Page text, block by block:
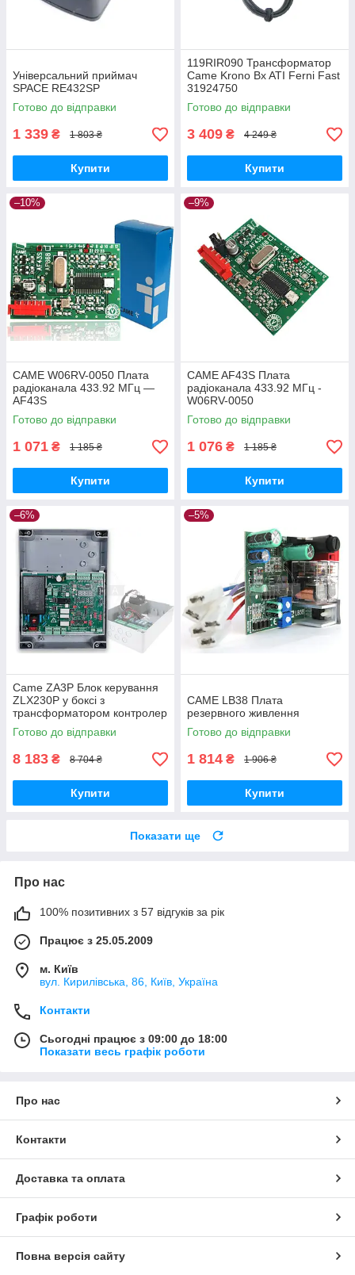
Універсальний приймач
SPACE RE432SP
Готово до відправки
1 339 ₴ 1 803 ₴
Купити
119RIR090 Трансформатор
Came Krono Bx ATI Ferni Fast
31924750
Готово до відправки
3 409 ₴ 4 249 ₴
Купити
–10%
CAME W06RV-0050 Плата
радіоканала 433.92 МГц —
AF43S
Готово до відправки
1 071 ₴ 1 185 ₴
Купити
–9%
CAME AF43S Плата
радіоканала 433.92 МГц -
W06RV-0050
Готово до відправки
1 076 ₴ 1 185 ₴
Купити
–6%
Came ZA3P Блок керування
ZLX230P у боксі з
трансформатором контролер
для розпашних воріт
Готово до відправки
8 183 ₴ 8 704 ₴
Купити
–5%
CAME LB38 Плата
резервного живлення
Готово до відправки
1 814 ₴ 1 906 ₴
Купити
Показати ще
Про нас
100% позитивних з 57 відгуків за рік
Працює з 25.05.2009
м. Київ
вул. Кирилівська, 86, Київ, Україна
Контакти
Сьогодні працює з 09:00 до 18:00
Показати весь графік роботи
Про нас
Контакти
Доставка та оплата
Графік роботи
Повна версія сайту